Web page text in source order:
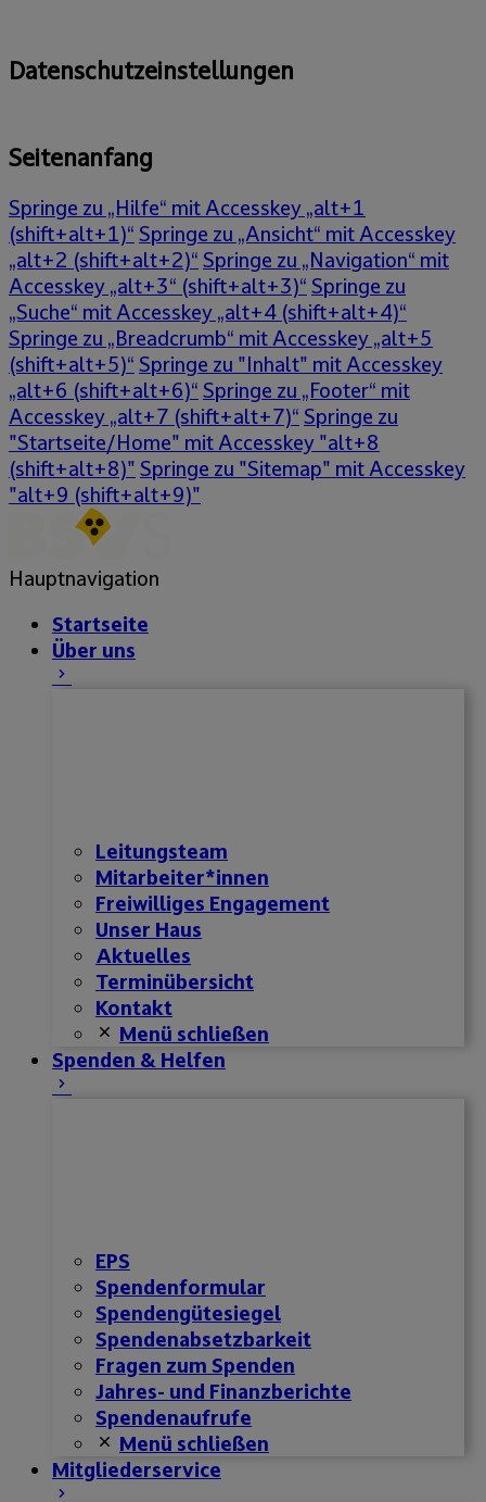
Datenschutzeinstellungen
Seitenanfang
Springe zu „Hilfe“ mit Accesskey „alt+1
(shift+alt+1)“ Springe zu „Ansicht“ mit Accesskey
„alt+2 (shift+alt+2)“ Springe zu „Navigation“ mit
Accesskey „alt+3“ (shift+alt+3)“ Springe zu
„Suche“ mit Accesskey „alt+4 (shift+alt+4)“
Springe zu „Breadcrumb“ mit Accesskey „alt+5
(shift+alt+5)“ Springe zu "Inhalt" mit Accesskey
„alt+6 (shift+alt+6)“ Springe zu „Footer“ mit
Accesskey „alt+7 (shift+alt+7)“ Springe zu
"Startseite/Home" mit Accesskey "alt+8
(shift+alt+8)" Springe zu "Sitemap" mit Accesskey
"alt+9 (shift+alt+9)"
Hauptnavigation
Startseite
Über uns
Leitungsteam
Mitarbeiter*innen
Freiwilliges Engagement
Unser Haus
Aktuelles
Terminübersicht
Kontakt
Menü schließen
Spenden & Helfen
EPS
Spendenformular
Spendengütesiegel
Spendenabsetzbarkeit
Fragen zum Spenden
Jahres- und Finanzberichte
Spendenaufrufe
Menü schließen
Mitgliederservice